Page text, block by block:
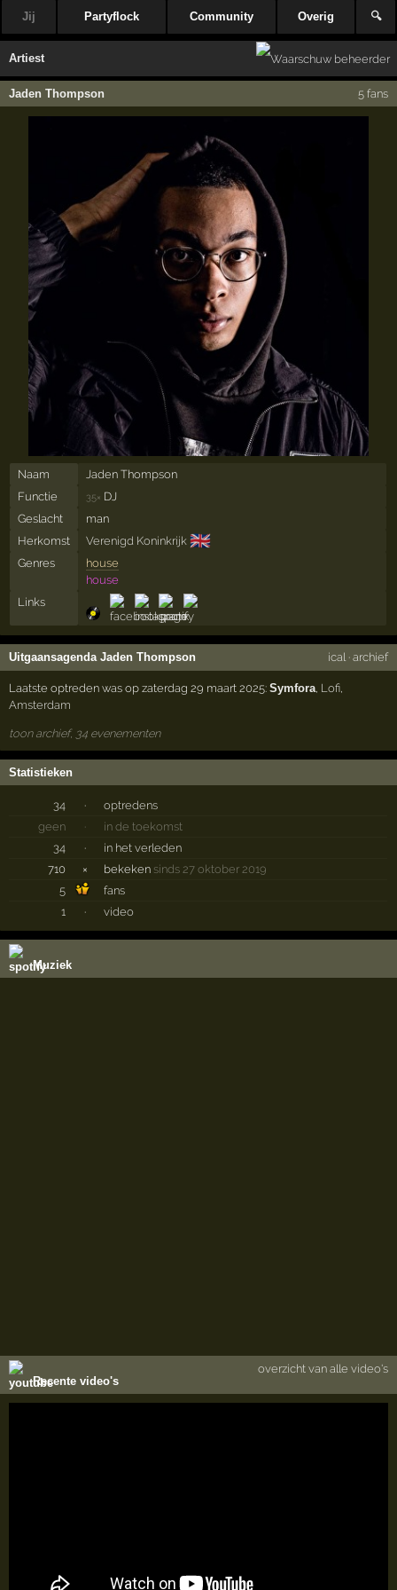
Jij Partyflock Community Overig 🔍
Artiest
Jaden Thompson 5 fans
Naam
Jaden Thompson
Functie
35× DJ
Geslacht
man
Herkomst
Verenigd Koninkrijk 🇬🇧
Genres
house
house
Links
Uitgaansagenda Jaden Thompson ical· archief
Laatste optreden was op zaterdag 29 maart 2025:Symfora Lofi
Amsterdam
toon archief, 34 evenementen
Statistieken
34 ·
optredens
geen
·
in de toekomst
34
·
in het verleden
710
× bekeken sinds 27 oktober 2019
5
fans
1
· video
Muziek
Recente video's
overzicht van alle video's